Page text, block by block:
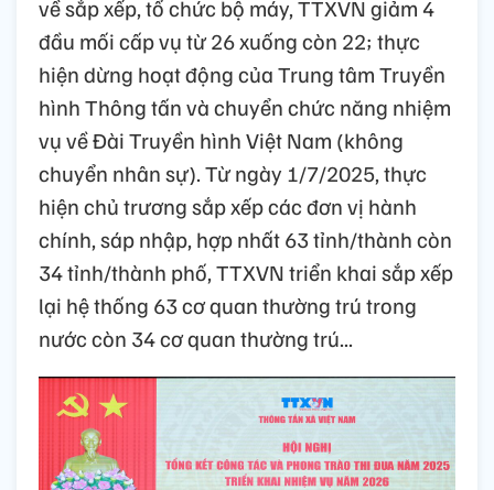
về sắp xếp, tổ chức bộ máy, TTXVN giảm 4
đầu mối cấp vụ từ 26 xuống còn 22; thực
hiện dừng hoạt động của Trung tâm Truyền
hình Thông tấn và chuyển chức năng nhiệm
vụ về Đài Truyền hình Việt Nam (không
chuyển nhân sự). Từ ngày 1/7/2025, thực
hiện chủ trương sắp xếp các đơn vị hành
chính, sáp nhập, hợp nhất 63 tỉnh/thành còn
34 tỉnh/thành phố, TTXVN triển khai sắp xếp
lại hệ thống 63 cơ quan thường trú trong
nước còn 34 cơ quan thường trú...